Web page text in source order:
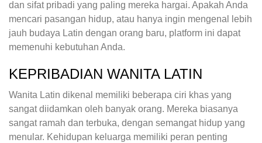
dan sifat pribadi yang paling mereka hargai. Apakah Anda
mencari pasangan hidup, atau hanya ingin mengenal lebih
jauh budaya Latin dengan orang baru, platform ini dapat
memenuhi kebutuhan Anda.
KEPRIBADIAN WANITA LATIN
Wanita Latin dikenal memiliki beberapa ciri khas yang
sangat diidamkan oleh banyak orang. Mereka biasanya
sangat ramah dan terbuka, dengan semangat hidup yang
menular. Kehidupan keluarga memiliki peran penting